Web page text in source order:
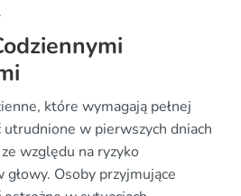
które wymagają pełnej
utrudnione w pierwszych dniach
względu na ryzyko
Osoby przyjmujące